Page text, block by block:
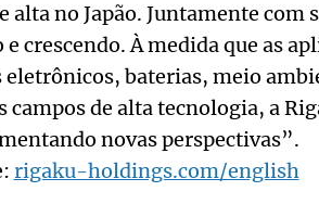
no Japão. Juntamente com
crescendo. À medida que as
baterias, meio
campos de alta tecnologia, a
novas perspectivas”.
rigaku-holdings.com/english